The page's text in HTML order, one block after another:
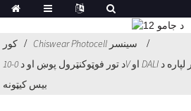
کور
Chiswear Photocell سینسر
د تور فوټوکنټرول پوښ او د 0-10V او DALI کنټرولر لپاره د NEMA 7 PIN JL-241J
بیس کیټونه